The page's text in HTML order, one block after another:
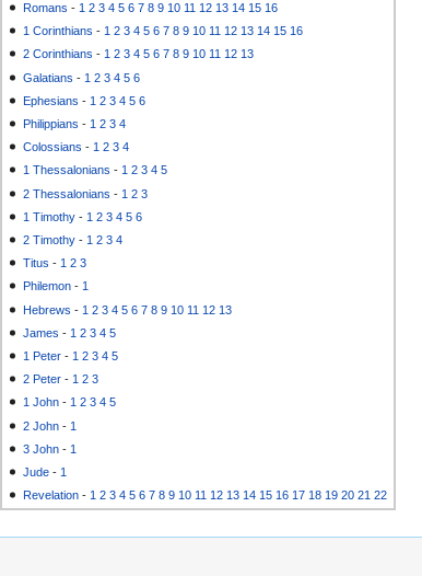
Romans - 1 2 3 4 5 6 7 8 9 10 11 12 13 14 15 16
1 Corinthians - 1 2 3 4 5 6 7 8 9 10 11 12 13 14 15 16
2 Corinthians -1 2 3 4 5 6 7 8 9 10 11 12 13
Galatians - 1 2 3 4 5 6
Ephesians - 1 2 3 4 5 6
Philippians - 1 2 3 4
Colossians - 1 2 3 4
1 Thessalonians -1 2 3 4 5
2 Thessalonians - 1 2 3
1 Timothy - 1 2 3 4 5 6
2 Timothy - 1 2 3 4
Titus - 1 2 3
Philemon -1
Hebrews - 1 2 3 4 5 6 7 8 9 10 11 12 13
James - 1 2 3 4 5
1 Peter - 1 2 3 4 5
2 Peter - 1 2 3
1 John -1 2 3 4 5
2 John - 1
3 John - 1
Jude - 1
Revelation - 1 2 3 4 5 6 7 8 9 10 11 12 13 14 15 16 17 18 19 20 21 22